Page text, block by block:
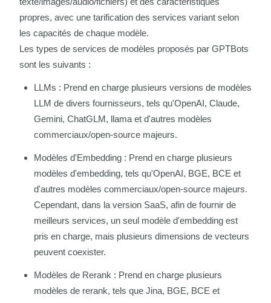
propres, avec une tarification des services variant selon
les capacités de chaque modèle.
Les types de services de modèles proposés par GPTBots
sont les suivants :
LLMs : Prend en charge plusieurs versions de modèles
LLM de divers fournisseurs, tels qu'OpenAI, Claude,
Gemini, ChatGLM, llama et d'autres modèles
commerciaux/open-source majeurs.
Modèles d'Embedding : Prend en charge plusieurs
modèles d'embedding, tels qu'OpenAI, BGE, BCE et
d'autres modèles commerciaux/open-source majeurs.
Cependant, dans la version SaaS, afin de fournir de
meilleurs services, un seul modèle d'embedding est
pris en charge, mais plusieurs dimensions de vecteurs
peuvent coexister.
Modèles de Rerank : Prend en charge plusieurs
modèles de rerank, tels que Jina, BGE, BCE et